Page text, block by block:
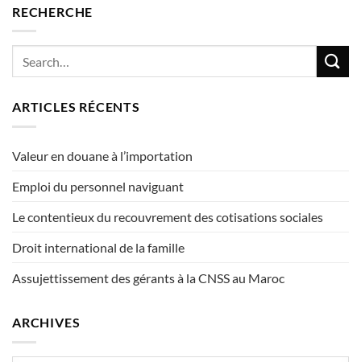
RECHERCHE
ARTICLES RÉCENTS
Valeur en douane à l’importation
Emploi du personnel naviguant
Le contentieux du recouvrement des cotisations sociales
Droit international de la famille
Assujettissement des gérants à la CNSS au Maroc
ARCHIVES